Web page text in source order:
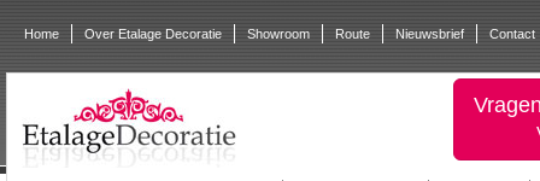
Home Over Etalage Decoratie Showroom Route Nieuwsbrief Contact